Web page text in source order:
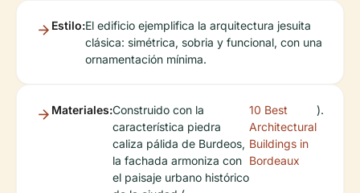
Estilo:El edificio ejemplifica la arquitectura jesuita
clásica: simétrica, sobria y funcional, con una
ornamentación mínima.
Materiales:Construido con la
característica piedra
caliza pálida de Burdeos,
la fachada armoniza con
el paisaje urbano histórico
10 Best
Architectural
Buildings in
Bordeaux
).